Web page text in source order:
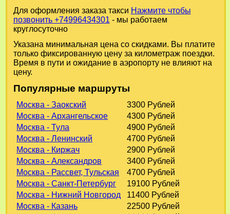
Для оформления заказа такси Нажмите чтобы
позвонить +74996434301 - мы работаем
круглосуточно
Указана минимальная цена со скидками. Вы платите
только фиксированную цену за километраж поездки.
Время в пути и ожидание в аэропорту не влияют на
цену.
Популярные маршруты
Москва - Заокский
3300 Рублей
Москва - Архангельское
4300 Рублей
Москва - Тула
4900 Рублей
Москва - Ленинский
4700 Рублей
Москва - Киржач
2900 Рублей
Москва - Александров
3400 Рублей
Москва - Рассвет, Тульская
4700 Рублей
Москва - Санкт-Петербург
19100 Рублей
Москва - Нижний Новгород
11400 Рублей
Москва - Казань
22500 Рублей